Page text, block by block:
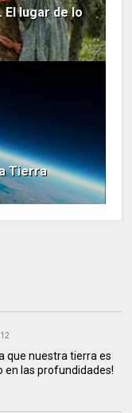
El lugar de lo
Tierra
que nuestra tierra es
en las profundidades!